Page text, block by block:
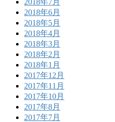
2018年6月
2018年5月
2018年4月
2018年3月
2018年2月
2018年1月
2017年12月
2017年11月
2017年10月
2017年8月
2017年7月